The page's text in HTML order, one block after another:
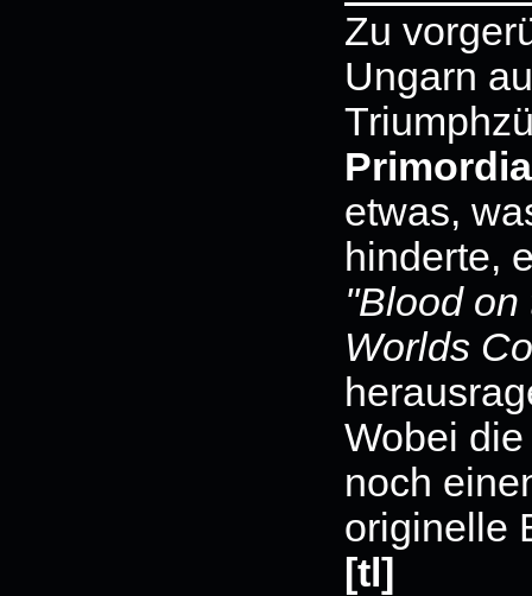
Zu
Ungarn
etwas,
hinderte,
''Blood on
Worlds
Wobei
noch
originelle
[tl]